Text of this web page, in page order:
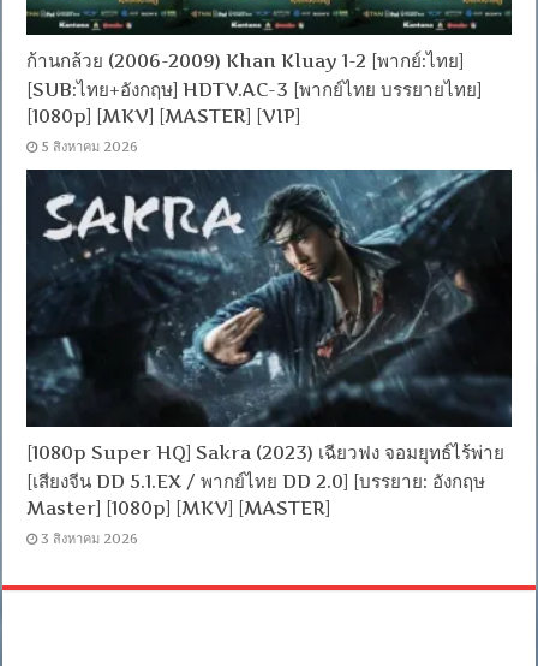
ก้านกล้วย (2006-2009) Khan Kluay 1-2 [พากย์:ไทย]
[SUB:ไทย+อังกฤษ] HDTV.AC-3 [พากย์ไทย บรรยายไทย]
[1080p] [MKV] [MASTER] [VIP]
5 สิงหาคม 2026
[1080p Super HQ] Sakra (2023) เฉียวฟง จอมยุทธ์ไร้พ่าย
[เสียงจีน DD 5.1.EX / พากย์ไทย DD 2.0] [บรรยาย: อังกฤษ
Master] [1080p] [MKV] [MASTER]
3 สิงหาคม 2026